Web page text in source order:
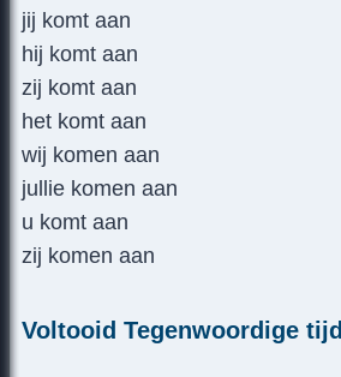
jij komt aan
hij komt aan
zij komt aan
het komt aan
wij komen aan
jullie komen aan
u komt aan
zij komen aan
Voltooid Tegenwoordige tijd